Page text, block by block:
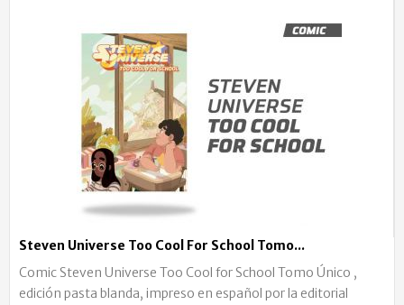
Steven Universe Too Cool For School Tomo...
Comic Steven Universe Too Cool for School Tomo Único ,
edición pasta blanda, impreso en español por la editorial